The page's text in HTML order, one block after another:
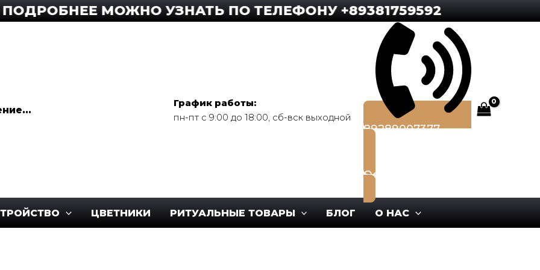
МОЖНО УЗНАТЬ ПО ТЕЛЕФОНУ +89381759592
График работы:
пн-пт с 9:00 до 18:00, сб-вск выходной
89289007377
Оставить заявку
ЦВЕТНИКИ РИТУАЛЬНЫЕ ТОВАРЫ БЛОГ О НАС